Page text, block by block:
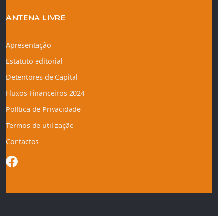
ANTENA LIVRE
Apresentação
Estatuto editorial
Detentores de Capital
Fluxos Financeiros 2024
Política de Privacidade
Termos de utilização
Contactos